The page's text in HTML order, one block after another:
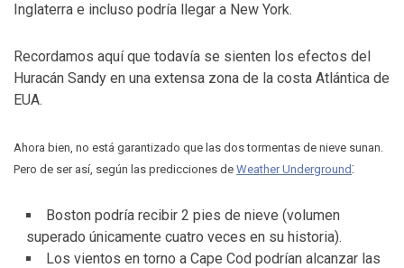
Inglaterra e incluso podría llegar a New York.
Recordamos aquí que todavía se sienten los efectos del
Huracán Sandy en una extensa zona de la costa Atlántica de
EUA.
Ahora bien, no está garantizado que las dos tormentas de nieve sunan.
Pero de ser así, según las predicciones de Weather Underground:
Boston podría recibir 2 pies de nieve (volumen
superado únicamente cuatro veces en su historia).
Los vientos en torno a Cape Cod podrían alcanzar las